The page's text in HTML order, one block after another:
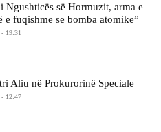
Ngushticës së Hormuzit, arma e
e fuqishme se bomba atomike”
19:31
​Aliu në Prokurorinë Speciale
- 12:47